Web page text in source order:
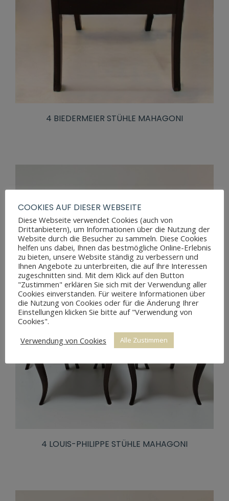
4 BIEDERMEIER STÜHLE MAHAGONI
4 LOUIS-PHILIPPE STÜHLE MAHAGONI
COOKIES AUF DIESER WEBSEITE
Diese Webseite verwendet Cookies (auch von
Drittanbietern), um Informationen über die Nutzung der
Website durch die Besucher zu sammeln. Diese Cookies
helfen uns dabei, Ihnen das bestmögliche Online-Erlebnis
zu bieten, unsere Website ständig zu verbessern und
Ihnen Angebote zu unterbreiten, die auf Ihre Interessen
zugeschnitten sind. Mit dem Klick auf den Button
"Zustimmen" erklären Sie sich mit der Verwendung aller
Cookies einverstanden. Für weitere Informationen über
die Nutzung von Cookies oder für die Änderung Ihrer
Einstellungen klicken Sie bitte auf "Verwendung von
Cookies".
Verwendung von Cookies
Alle Zustimmen